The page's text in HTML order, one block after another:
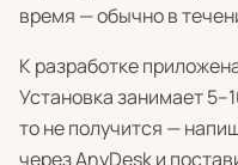
время — обычно в
К разработке
Установка занимает
то не получится —
через AnyDesk и